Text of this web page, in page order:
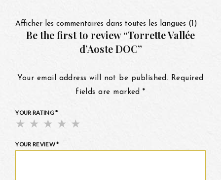
Afficher les commentaires dans toutes les langues (1)
Be the first to review “Torrette Vallée
d’Aoste DOC”
Your email address will not be published. Required
fields are marked*
YOUR RATING*
YOUR REVIEW*